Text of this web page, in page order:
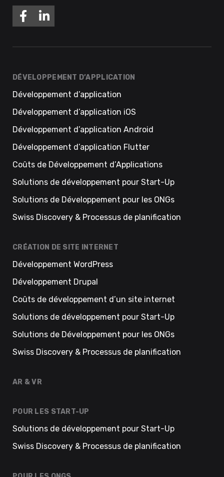
DÉVELOPPEMENT D’APPLICATION
Développement d’application
Développement d’application iOS
Développement d’application Android
Développement d’application Flutter
Coûts de Développement d’Applications
Solutions de développement pour Start-Up
Solutions de Développement pour les ONGs
Swiss Discovery & Processus de planification
CRÉATION DE SITE INTERNET
Développement WordPress
Développement Drupal
Coûts de développement d’un site internet
Solutions de développement pour Start-Up
Solutions de Développement pour les ONGs
Swiss Discovery & Processus de planification
AR & VR
POUR LES START-UP
Solutions de développement pour Start-Up
Swiss Discovery & Processus de planification